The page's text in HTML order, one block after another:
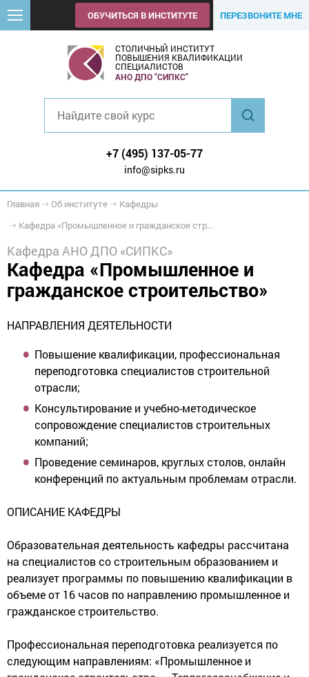
ОБУЧИТЬСЯ В ИНСТИТУТЕ ПЕРЕЗВОНИТЕ МНЕ
СТОЛИЧНЫЙ ИНСТИТУТ
ПОВЫШЕНИЯ КВАЛИФИКАЦИИ
СПЕЦИАЛИСТОВ
АНО ДПО "СИПКС"
+7 (495) 137-05-77
info@sipks.ru
Главная Об институте
Кафедры
Кафедра «Промышленное и гражданское строительство»
Кафедра АНО ДПО «СИПКС»
Кафедра «Промышленное и
гражданское строительство»
НАПРАВЛЕНИЯ ДЕЯТЕЛЬНОСТИ
Повышение квалификации, профессиональная
переподготовка специалистов строительной
отрасли;
Консультирование и учебно-методическое
сопровождение специалистов строительных
компаний;
Проведение семинаров, круглых столов, онлайн
конференций по актуальным проблемам отрасли.
ОПИСАНИЕ КАФЕДРЫ
Образовательная деятельность кафедры рассчитана
на специалистов со строительным образованием и
реализует программы по повышению квалификации в
объеме от 16 часов по направлению промышленное и
гражданское строительство.
Профессиональная переподготовка реализуется по
следующим направлениям: «Промышленное и